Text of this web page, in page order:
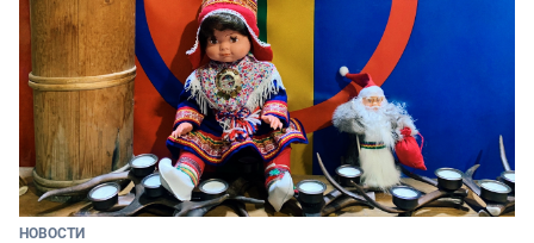
НОВОСТИ